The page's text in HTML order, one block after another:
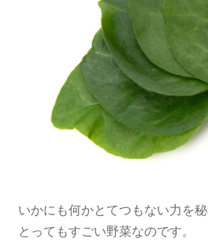
いかにも何かとてつもない力を
とってもすごい野菜なのです。